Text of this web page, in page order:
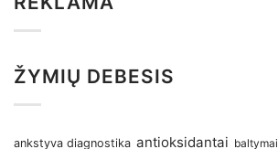
ŽYMIŲ DEBESIS
ankstyva diagnostika antioksidantai baltymai